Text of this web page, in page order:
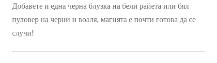
Добавете и една черна блузка на бели райета или бял
пуловер на черни и воаля, магията е почти готова да се
случи!